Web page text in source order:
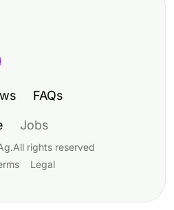
FAQs
Jobs
.All rights reserved
Legal